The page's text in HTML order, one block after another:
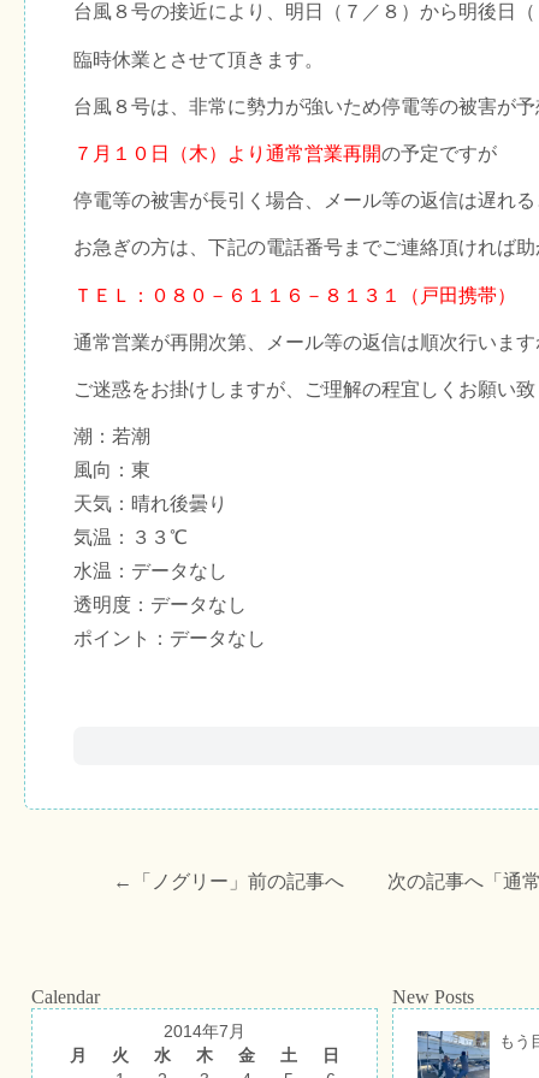
台風８号の接近により、明日（７／８）から明後日
臨時休業とさせて頂きます。
台風８号は、非常に勢力が強いため停電等の被害が
７月１０日（木）より通常営業再開の予定ですが
停電等の被害が長引く場合、メール等の返信は遅れ
お急ぎの方は、下記の電話番号までご連絡頂ければ
ＴＥＬ：０８０－６１１６－８１３１（戸田携帯）
通常営業が再開次第、メール等の返信は順次行いま
ご迷惑をお掛けしますが、ご理解の程宜しくお願い
潮：若潮
風向：東
天気：晴れ後曇り
気温：３３℃
水温：データなし
透明度：データなし
ポイント：データなし
←「 ノグリー 」前の記事へ 次の記事へ「 通
Calendar
2014年7月
月
火 水 木 金 土
日
New Posts
もう